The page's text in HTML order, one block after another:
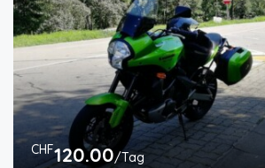
CHF120.00/Tag